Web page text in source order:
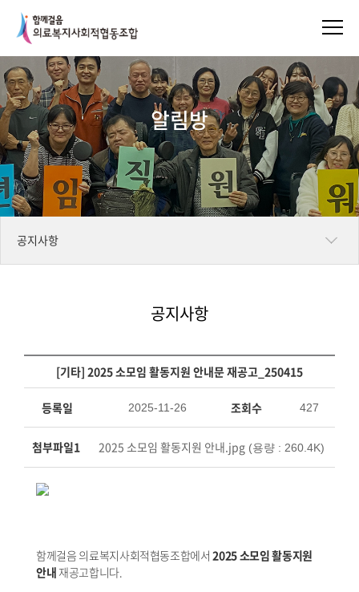
알림방
공지사항
공지사항
[기타] 2025 소모임 활동지원 안내문 재공고_250415
등록일 2025-11-26 조회수 427
첨부파일1 2025 소모임 활동지원 안내.jpg (용량 : 260.4K)
함께걸음 의료복지사회적협동조합에서2025 소모임 활동지원
안내 재공고합니다.